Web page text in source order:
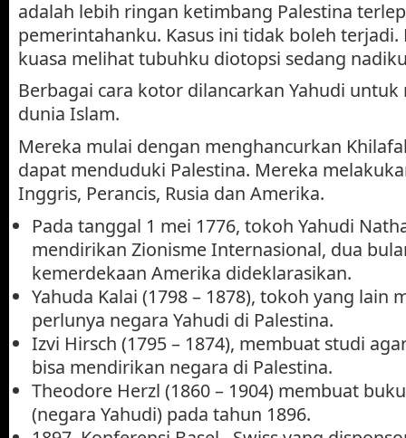
adalah lebih ringan ketimbang Palestina
pemerintahanku. Kasus ini tidak boleh terjadi.
kuasa melihat tubuhku diotopsi sedang
Berbagai cara kotor dilancarkan Yahudi
dunia Islam.
Mereka mulai dengan menghancurkan
dapat menduduki Palestina. Mereka
Inggris, Perancis, Rusia dan Amerika.
Pada tanggal 1 mei 1776, tokoh Yahudi
mendirikan Zionisme Internasional, dua
kemerdekaan Amerika dideklarasikan.
Yahuda Kalai (1798 – 1878), tokoh yang lain
perlunya negara Yahudi di Palestina.
Izvi Hirsch (1795 – 1874), membuat studi
bisa mendirikan negara di Palestina.
Theodore Herzl (1860 – 1904) membuat
(negara Yahudi) pada tahun 1896.